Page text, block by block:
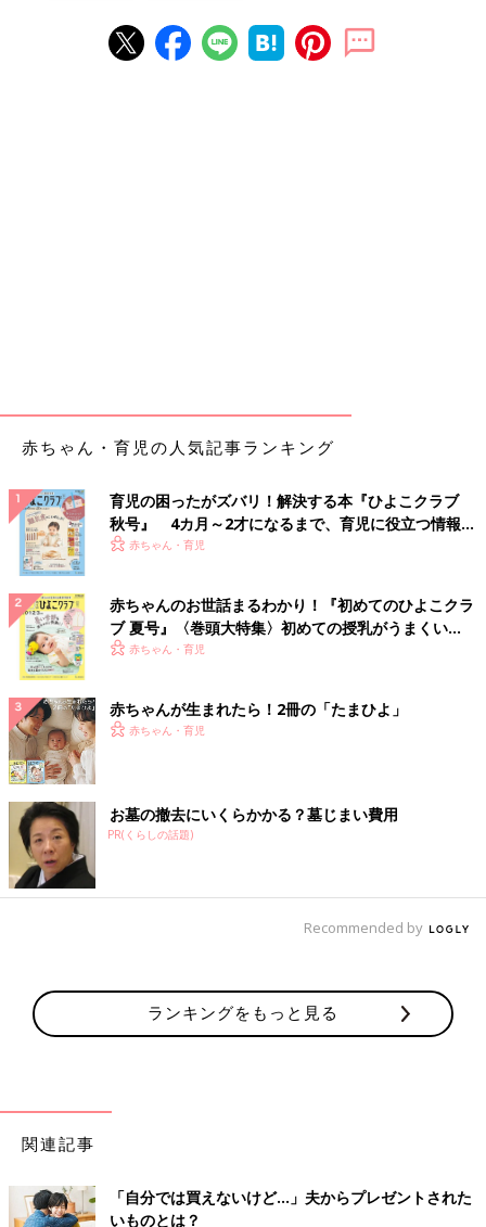
赤ちゃん・育児の人気記事ランキング
育児の困ったがズバリ！解決する本『ひよこクラブ
秋号』 4カ月～2才になるまで、育児に役立つ情報が
いっぱい！
赤ちゃん・育児
赤ちゃんのお世話まるわかり！『初めてのひよこクラ
ブ 夏号』〈巻頭大特集〉初めての授乳がうまくい
く！ おっぱい・ミルクの基本と夏のトラブル 解決テ
赤ちゃん・育児
赤ちゃんが生まれたら！2冊の「たまひよ」
赤ちゃん・育児
お墓の撤去にいくらかかる？墓じまい費用
PR(くらしの話題)
Recommended by
ランキングをもっと見る
関連記事
「自分では買えないけど…」夫からプレゼントされた
いものとは？